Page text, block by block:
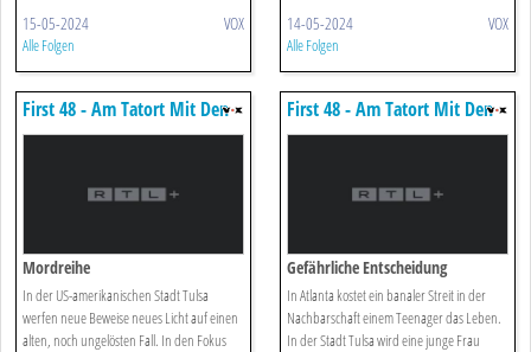
15-05-2024 VOX
Alle Folgen
14-05-2024 VOX
Alle Folgen
First 48 - Am Tatort Mit Den
Us-ermittlern
Mordreihe
In der US-amerikanischen Stadt Tulsa
werfen neue Beweise neues Licht auf einen
alten, noch ungelösten Fall. In den Fokus
First 48 - Am Tatort Mit Den
Us-ermittlern
Gefährliche Entscheidung
In Atlanta kostet ein banaler Streit in der
Nachbarschaft einem Teenager das Leben.
In der Stadt Tulsa wird eine junge Frau